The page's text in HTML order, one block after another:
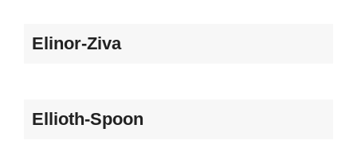
Elinor-Ziva
Ellioth-Spoon